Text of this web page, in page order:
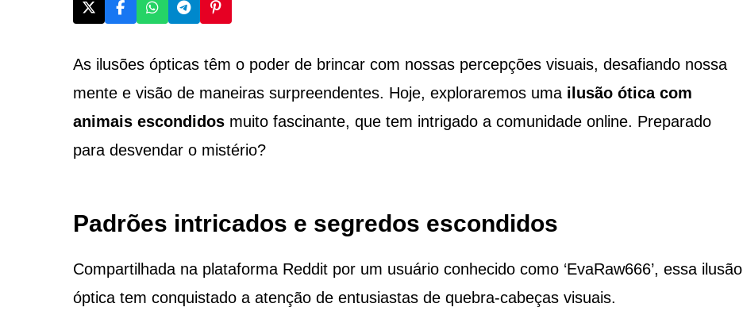
As ilusões ópticas têm o poder de brincar com nossas percepções visuais, desafiando nossa
mente e visão de maneiras surpreendentes. Hoje, exploraremos uma ilusão ótica com
animais escondidosmuito fascinante, que tem intrigado a comunidade online. Preparado
para desvendar o mistério?
Padrões intricados e segredos escondidos
Compartilhada na plataforma Reddit por um usuário conhecido como ‘EvaRaw666’, essa ilusão
óptica tem conquistado a atenção de entusiastas de quebra-cabeças visuais.